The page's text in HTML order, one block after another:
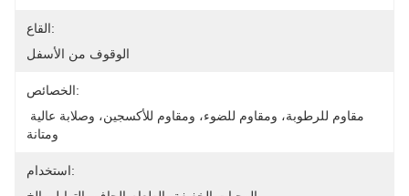
القاع:
الوقوف من الأسفل
الخصائص:
ومتانة
استخدام: